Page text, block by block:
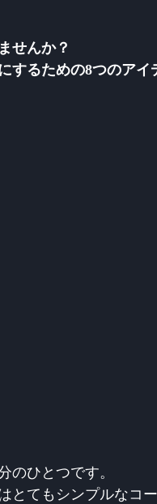
せんか？
するための8つのアイ
のひとつです。
とてもシンプルなコ